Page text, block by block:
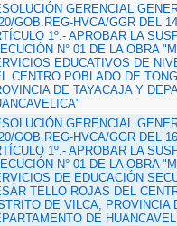
GERENCIAL
GOB.REG-HVCA/GGR DEL
1º.- APROBAR LA
N° 01 DE LA OBRA
EDUCATIVOS DE
CENTRO POBLADO DE
DE TAYACAJA Y
GERENCIAL
GOB.REG-HVCA/GGR DEL
1º.- APROBAR LA
N° 01 DE LA OBRA
DE EDUCACIÓN
TELLO ROJAS DEL
DE VILCA, PROVINCIA
DE